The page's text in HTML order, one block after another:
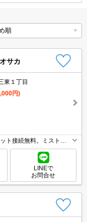
サカ
東１丁目
円)
ト接続無料。ミストサ
ービスあり。ディスポー
LINEで
お問合せ